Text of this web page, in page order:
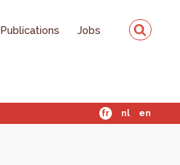
Publications Jobs
fr nl en